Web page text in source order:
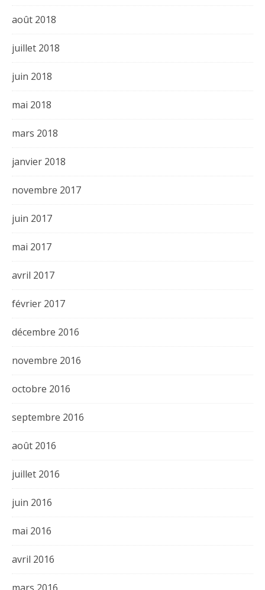
août 2018
juillet 2018
juin 2018
mai 2018
mars 2018
janvier 2018
novembre 2017
juin 2017
mai 2017
avril 2017
février 2017
décembre 2016
novembre 2016
octobre 2016
septembre 2016
août 2016
juillet 2016
juin 2016
mai 2016
avril 2016